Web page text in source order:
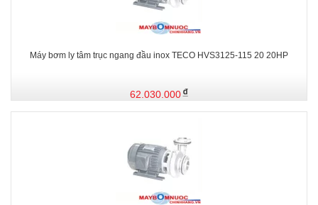
Máy bơm ly tâm trục ngang đầu inox TECO HVS3125-115 20 20HP
62.030.000